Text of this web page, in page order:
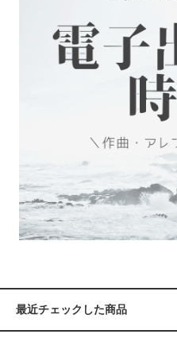
最近チェックした商品